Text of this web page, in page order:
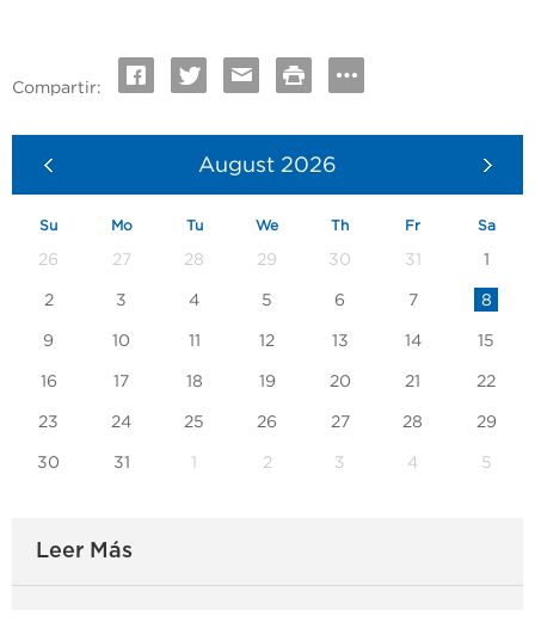
Compartir:
August 2026
Su Mo Tu We Th Fr Sa
26 27 28 29 30 31 1
2 3 4 5 6 7 8
9 10 11 12 13 14 15
16 17 18 19 20 21 22
23 24 25 26 27 28 29
30 31 1 2 3 4 5
Leer Más